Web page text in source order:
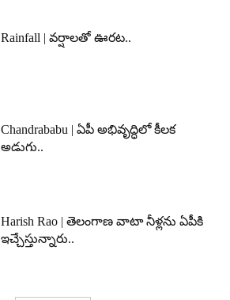
Rainfall | వర్షాలతో ఊరట..
Chandrababu | ఏపీ అభివృద్ధిలో కీలక
అడుగు..
Harish Rao | తెలంగాణ వాటా నీళ్లను ఏపీకి
ఇచ్చేస్తున్నారు..